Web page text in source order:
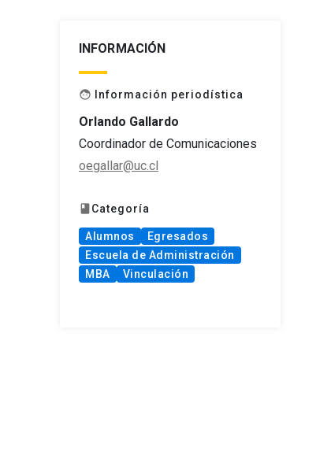
INFORMACIÓN
face Información periodística
Orlando Gallardo
Coordinador de Comunicaciones
oegallar@uc.cl
book Categoría
Alumnos
Egresados
Escuela de Administración
MBA
Vinculación